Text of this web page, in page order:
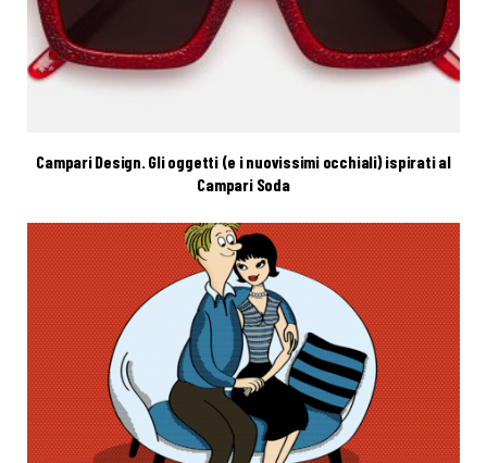
Campari Design. Gli oggetti (e i nuovissimi occhiali) ispirati al
Campari Soda